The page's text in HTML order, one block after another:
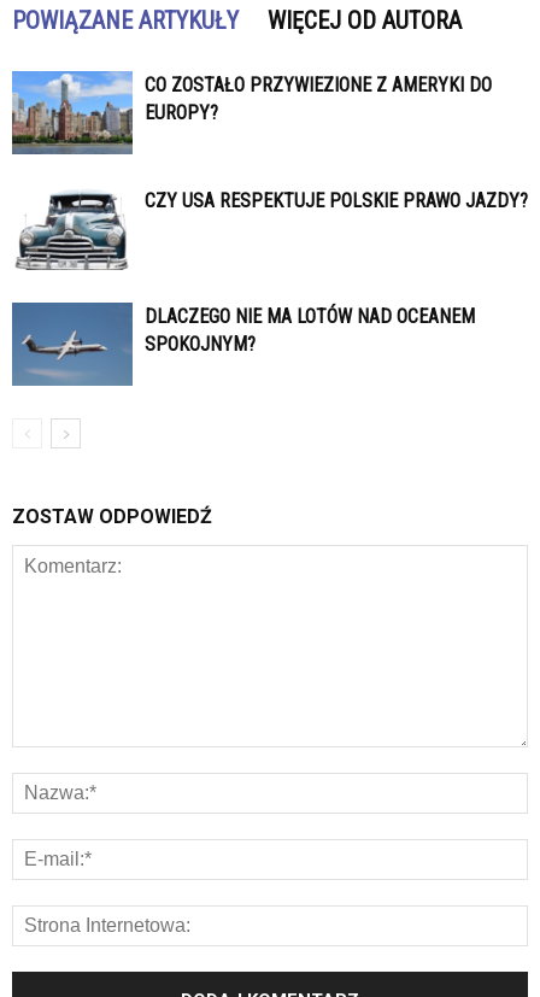
POWIĄZANE ARTYKUŁY WIĘCEJ OD AUTORA
CO ZOSTAŁO PRZYWIEZIONE Z AMERYKI DO
EUROPY?
CZY USA RESPEKTUJE POLSKIE PRAWO JAZDY?
DLACZEGO NIE MA LOTÓW NAD OCEANEM
SPOKOJNYM?
ZOSTAW ODPOWIEDŹ